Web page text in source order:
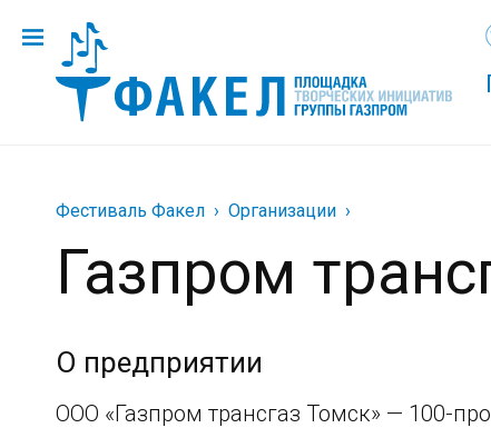
Фестиваль Факел Организации
Газпром
О предприятии
ООО «Газпром трансгаз Томск» — 100-